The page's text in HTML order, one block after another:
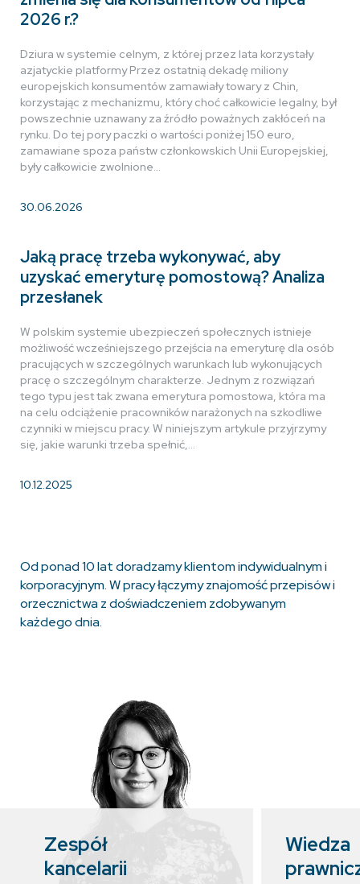
2026 r.?
Dziura w systemie celnym, z której przez lata korzystały
azjatyckie platformy Przez ostatnią dekadę miliony
europejskich konsumentów zamawiały towary z Chin,
korzystając z mechanizmu, który choć całkowicie legalny, był
powszechnie uznawany za źródło poważnych zakłóceń na
rynku. Do tej pory paczki o wartości poniżej 150 euro,
zamawiane spoza państw członkowskich Unii Europejskiej,
były całkowicie zwolnione…
30.06.2026
Jaką pracę trzeba wykonywać, aby
uzyskać emeryturę pomostową? Analiza
przesłanek
W polskim systemie ubezpieczeń społecznych istnieje
możliwość wcześniejszego przejścia na emeryturę dla osób
pracujących w szczególnych warunkach lub wykonujących
pracę o szczególnym charakterze. Jednym z rozwiązań
tego typu jest tak zwana emerytura pomostowa, która ma
na celu odciążenie pracowników narażonych na szkodliwe
czynniki w miejscu pracy. W niniejszym artykule przyjrzymy
się, jakie warunki trzeba spełnić,…
10.12.2025
Od ponad 10 lat doradzamy klientom indywidualnym i
korporacyjnym. W pracy łączymy znajomość przepisów i
orzecznictwa z doświadczeniem zdobywanym
każdego dnia.
Zespół
kancelarii
Wiedza